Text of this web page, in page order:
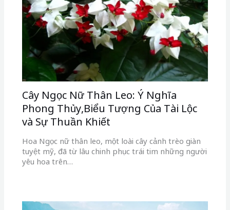
Cây Ngọc Nữ Thân Leo: Ý Nghĩa
Phong Thủy,Biểu Tượng Của Tài Lộc
và Sự Thuần Khiết
Hoa Ngọc nữ thân leo, một loài cây cảnh trèo giàn
tuyệt mỹ, đã từ lâu chinh phục trái tim những người
yêu hoa trên…